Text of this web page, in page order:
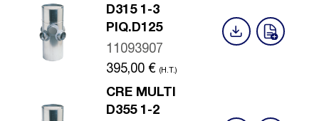
D315 1-3
PIQ.D125
11093907
395,00 € (H.T.)
CRE MULTI
D355 1-2